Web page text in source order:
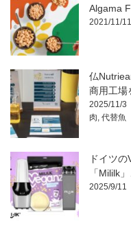
Algama
2021/11/11
仏
商用工場
2025/11/3
肉 代替魚
ドイツ
「Mililk」
2025/9/11